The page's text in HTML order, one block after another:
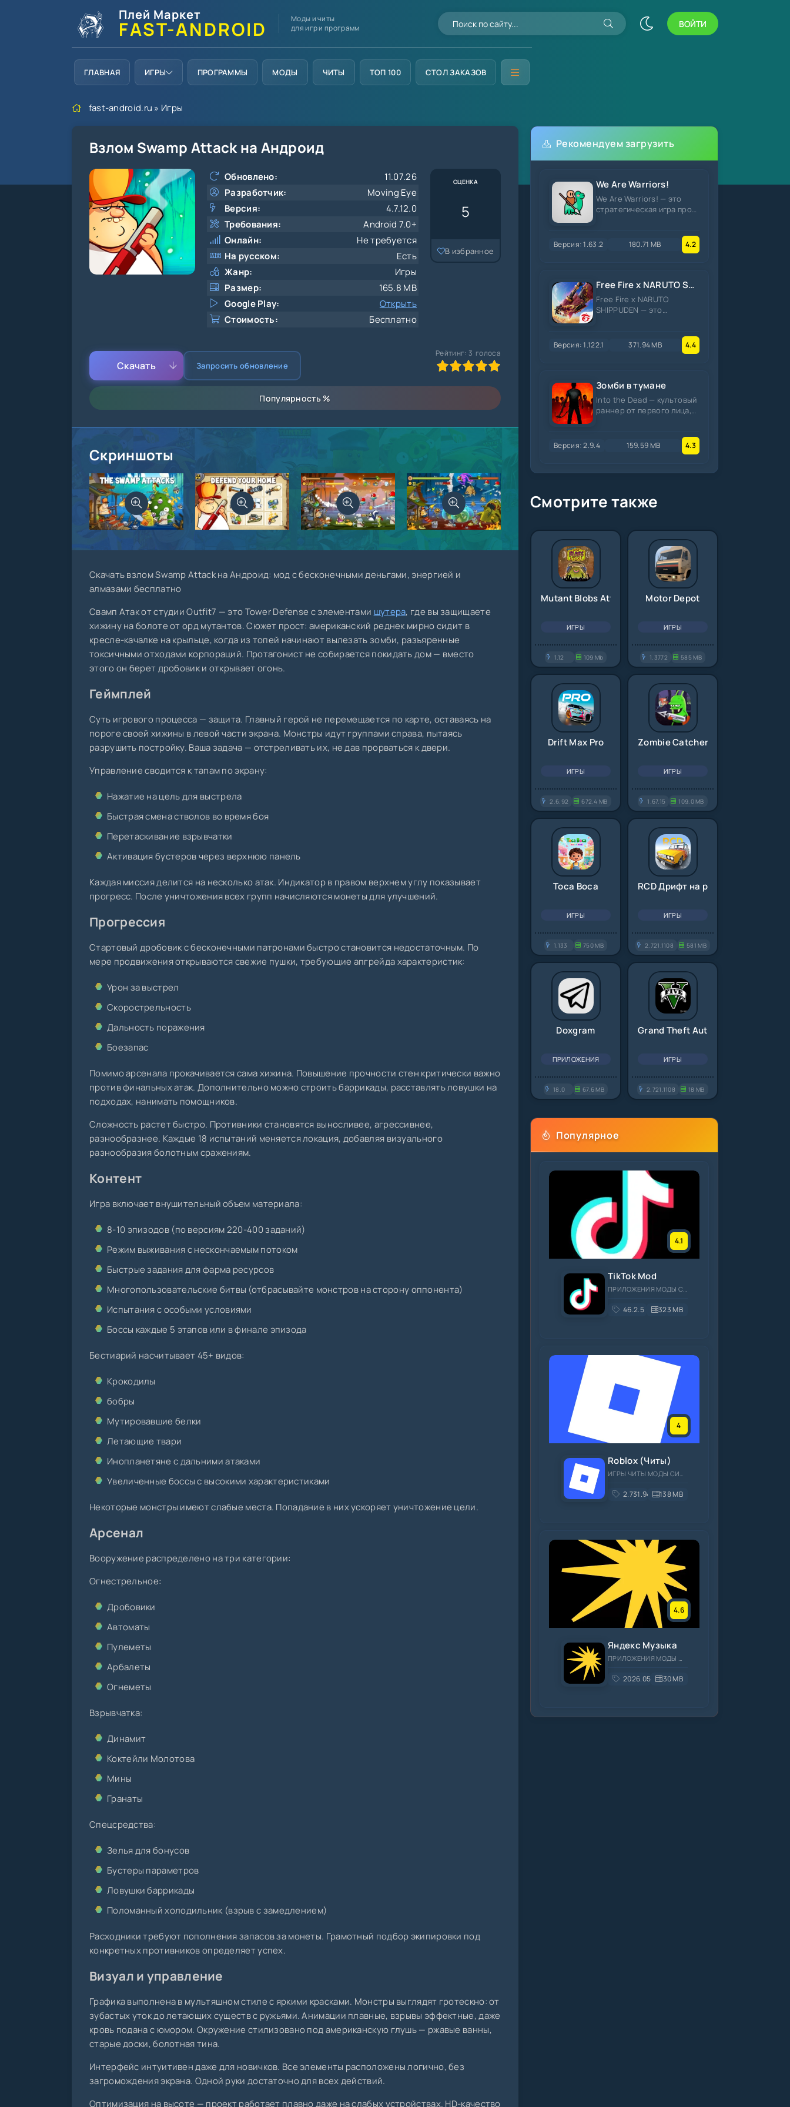
Плей Маркет
FAST-ANDROID
Моды и читы
для игр и программ
ВОЙТИ
ГЛАВНАЯ ИГРЫ ПРОГРАММЫ МОДЫ ЧИТЫ ТОП 100 СТОЛ ЗАКАЗОВ
fast-android.ru » Игры
Взлом Swamp Attack на Андроид
Обновлено:
11.07.26
Разработчик:
Moving Eye
Версия:
4.7.12.0
Требования:
Android 7.0+
Онлайн:
Не требуется
На русском:
Есть
Жанр:
Игры
Размер:
165.8 MB
Google Play:
Открыть
Стоимость:
Бесплатно
ОЦЕНКА
5
В избранное
Скачать Запросить обновление
Рейтинг: 3 голоса
Популярность %
Скриншоты
Скачать взлом Swamp Attack на Андроид: мод с бесконечными деньгами, энергией и
алмазами бесплатно
Свамп Атак от студии Outfit7 — это Tower Defense с элементами шутера, где вы защищаете
хижину на болоте от орд мутантов. Сюжет прост: американский реднек мирно сидит в
кресле-качалке на крыльце, когда из топей начинают вылезать зомби, разъяренные
токсичными отходами корпораций. Протагонист не собирается покидать дом — вместо
этого он берет дробовик и открывает огонь.
Геймплей
Суть игрового процесса — защита. Главный герой не перемещается по карте, оставаясь на
пороге своей хижины в левой части экрана. Монстры идут группами справа, пытаясь
разрушить постройку. Ваша задача — отстреливать их, не дав прорваться к двери.
Управление сводится к тапам по экрану:
Нажатие на цель для выстрела
Быстрая смена стволов во время боя
Перетаскивание взрывчатки
Активация бустеров через верхнюю панель
Каждая миссия делится на несколько атак. Индикатор в правом верхнем углу показывает
прогресс. После уничтожения всех групп начисляются монеты для улучшений.
Прогрессия
Стартовый дробовик с бесконечными патронами быстро становится недостаточным. По
мере продвижения открываются свежие пушки, требующие апгрейда характеристик:
Урон за выстрел
Скорострельность
Дальность поражения
Боезапас
Помимо арсенала прокачивается сама хижина. Повышение прочности стен критически важно
против финальных атак. Дополнительно можно строить баррикады, расставлять ловушки на
подходах, нанимать помощников.
Сложность растет быстро. Противники становятся выносливее, агрессивнее,
разнообразнее. Каждые 18 испытаний меняется локация, добавляя визуального
разнообразия болотным сражениям.
Контент
Игра включает внушительный объем материала:
8-10 эпизодов (по версиям 220-400 заданий)
Режим выживания с нескончаемым потоком
Быстрые задания для фарма ресурсов
Многопользовательские битвы (отбрасывайте монстров на сторону оппонента)
Испытания с особыми условиями
Боссы каждые 5 этапов или в финале эпизода
Бестиарий насчитывает 45+ видов:
Крокодилы
бобры
Мутировавшие белки
Летающие твари
Инопланетяне с дальними атаками
Увеличенные боссы с высокими характеристиками
Некоторые монстры имеют слабые места. Попадание в них ускоряет уничтожение цели.
Арсенал
Вооружение распределено на три категории:
Огнестрельное:
Дробовики
Автоматы
Пулеметы
Арбалеты
Огнеметы
Взрывчатка:
Динамит
Коктейли Молотова
Мины
Гранаты
Спецсредства:
Зелья для бонусов
Бустеры параметров
Ловушки баррикады
Поломанный холодильник (взрыв с замедлением)
Расходники требуют пополнения запасов за монеты. Грамотный подбор экипировки под
конкретных противников определяет успех.
Визуал и управление
Графика выполнена в мультяшном стиле с яркими красками. Монстры выглядят гротескно: от
зубастых уток до летающих существ с ружьями. Анимации плавные, взрывы эффектные, даже
кровь подана с юмором. Окружение стилизовано под американскую глушь — ржавые ванны,
старые доски, болотная тина.
Интерфейс интуитивен даже для новичков. Все элементы расположены логично, без
загромождения экрана. Одной руки достаточно для всех действий.
Оптимизация на высоте — проект работает плавно даже на слабых устройствах. HD-качество
Рекомендуем загрузить
We Are Warriors!
We Are Warriors! — это
стратегическая игра про
через разные
Версия: 1.63.2 180.71 MB 4.2
Free Fire x NARUTO SHIPPUDEN
Free Fire x NARUTO
SHIPPUDEN — это
Fire (и улучшенной
Версия: 1.122.1 371.94 MB 4.4
Зомби в тумане
Into the Dead — культовый
раннер от первого лица,
зомби
Версия: 2.9.4 159.59 MB 4.3
Смотрите также
Mutant Blobs Attack
ИГРЫ
1.12 109 Mb
Motor Depot
ИГРЫ
1.3772 585 MB
Drift Max Pro
ИГРЫ
2.6.92 672.4 MB
Zombie Catchers
ИГРЫ
1.67.15 109.0 MB
Toca Boca
ИГРЫ
1.133 750 MB
RCD Дрифт на русских машинах
ИГРЫ
2.721.1108 581 MB
Doxgram
ПРИЛОЖЕНИЯ
18.0 67.6 MB
Grand Theft Auto 5
ИГРЫ
2.721.1108 18 MB
Популярное
4.1
TikTok Mod
ПРИЛОЖЕНИЯ МОДЫ СОЦИАЛЬНЫЕ
46.2.5 323 MB
4
Roblox (Читы)
ИГРЫ ЧИТЫ МОДЫ СИМУЛЯТОРЫ ОНЛАЙН
2.731.944 138 MB
4.6
Яндекс Музыка
ПРИЛОЖЕНИЯ МОДЫ МУЗЫКА И АУДИО
2026.05.3 30 MB